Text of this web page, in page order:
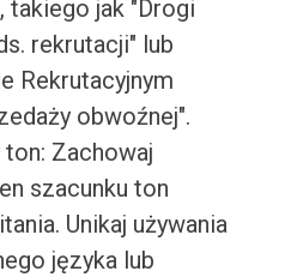
takiego jak "Drogi
rekrutacji" lub
Rekrutacyjnym
obwoźnej".
Zachowaj
szacunku ton
Unikaj używania
języka lub